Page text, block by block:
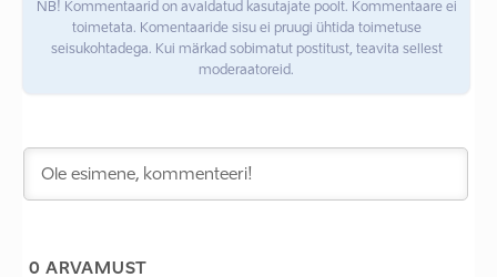
NB! Kommentaarid on avaldatud kasutajate poolt. Kommentaare ei
toimetata. Komentaaride sisu ei pruugi ühtida toimetuse
seisukohtadega. Kui märkad sobimatut postitust, teavita sellest
moderaatoreid.
0 ARVAMUST